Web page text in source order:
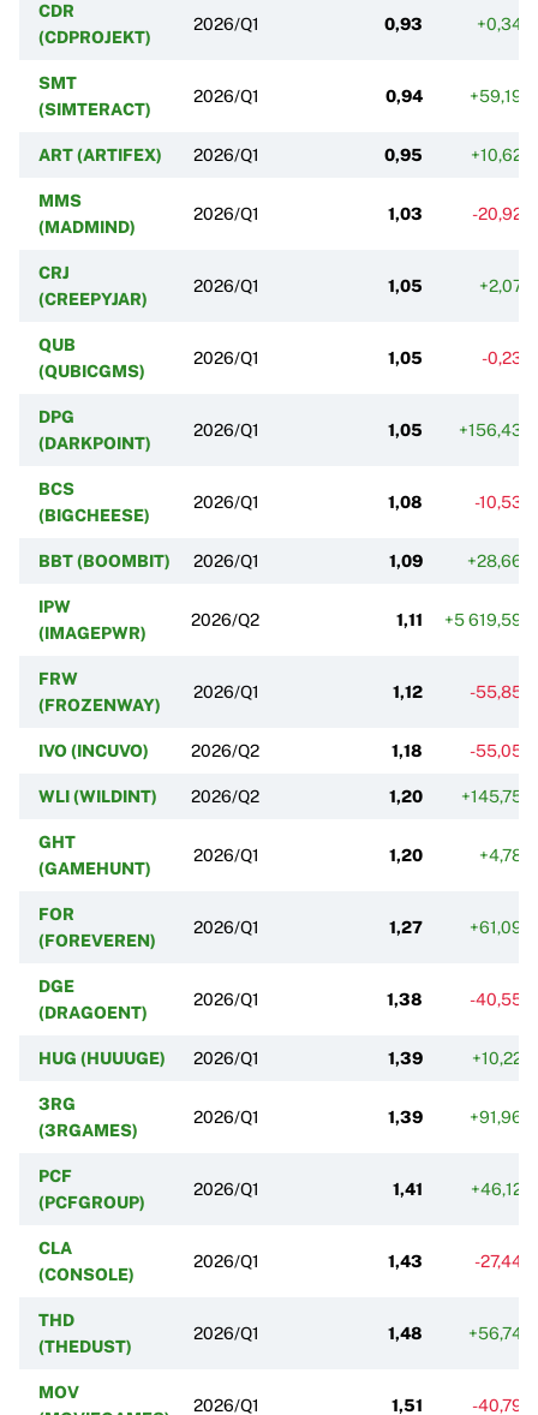
CDR
(CDPROJEKT)
2026/Q1 0,93 +0,34%
SMT
(SIMTERACT)
2026/Q1 0,94 +59,19%
ART (ARTIFEX) 2026/Q1 0,95 +10,62%
MMS
(MADMIND)
2026/Q1 1,03 -20,92%
CRJ
(CREEPYJAR)
2026/Q1 1,05 +2,07%
QUB
(QUBICGMS)
2026/Q1 1,05 -0,23%
DPG
(DARKPOINT)
2026/Q1 1,05 +156,43%
BCS
(BIGCHEESE)
2026/Q1 1,08 -10,53%
BBT (BOOMBIT) 2026/Q1 1,09 +28,66%
IPW
(IMAGEPWR)
2026/Q2 1,11 +5 619,59%
FRW
(FROZENWAY)
2026/Q1 1,12 -55,85%
IVO (INCUVO) 2026/Q2 1,18 -55,05%
WLI (WILDINT) 2026/Q2 1,20 +145,75%
GHT
(GAMEHUNT)
2026/Q1 1,20 +4,78%
FOR
(FOREVEREN)
2026/Q1 1,27 +61,09%
DGE
(DRAGOENT)
2026/Q1 1,38 -40,55%
HUG (HUUUGE) 2026/Q1 1,39 +10,22%
3RG
(3RGAMES)
2026/Q1 1,39 +91,96%
PCF
(PCFGROUP)
2026/Q1 1,41 +46,12%
CLA
(CONSOLE)
2026/Q1 1,43 -27,44%
THD
(THEDUST)
2026/Q1 1,48 +56,74%
MOV
2026/Q1 1,51 -40,79%